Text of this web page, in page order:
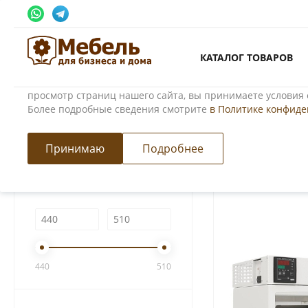
Использование файлов Cookie
Мы используем файлы cookie, разработанные нашими
просмотр страниц нашего сайта, вы принимаете условия
Более подробные сведения смотрите в Политике
Принимаю Подробнее
КАТАЛОГ ТОВАРОВ
Главная / Каталог товаров / Медицинская мебель / Сейфы-
ФИЛЬТР
440 510